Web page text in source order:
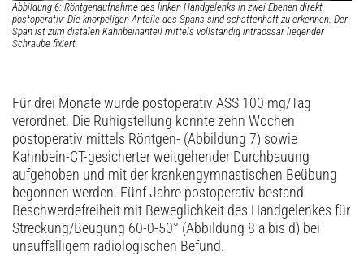
Abbildung 6: Röntgenaufnahme des linken Handgelenks in zwei Ebenen direkt
postoperativ: Die knorpeligen Anteile des Spans sind schattenhaft zu erkennen. Der
Span ist zum distalen Kahnbeinanteil mittels vollständig intraossär liegender
Schraube fixiert.
Für drei Monate wurde postoperativ ASS 100 mg/Tag
verordnet. Die Ruhigstellung konnte zehn Wochen
postoperativ mittels Röntgen- (Abbildung 7) sowie
Kahnbein-CT-gesicherter weitgehender Durchbauung
aufgehoben und mit der krankengymnastischen Beübung
begonnen werden. Fünf Jahre postoperativ bestand
Beschwerdefreiheit mit Beweglichkeit des Handgelenkes für
Streckung/Beugung 60-0-50° (Abbildung 8 a bis d) bei
unauffälligem radiologischen Befund.